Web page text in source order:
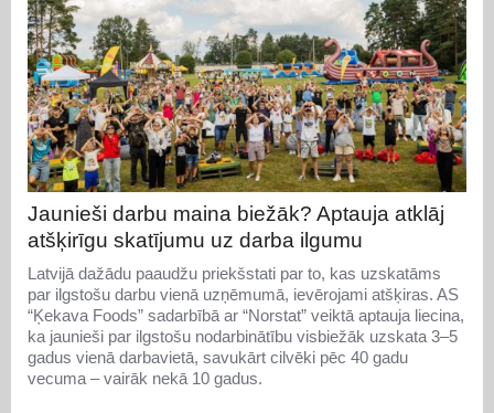
Jaunieši darbu maina biežāk? Aptauja atklāj
atšķirīgu skatījumu uz darba ilgumu
Latvijā dažādu paaudžu priekšstati par to, kas uzskatāms
par ilgstošu darbu vienā uzņēmumā, ievērojami atšķiras. AS
“Ķekava Foods” sadarbībā ar “Norstat” veiktā aptauja liecina,
ka jaunieši par ilgstošu nodarbinātību visbiežāk uzskata 3–5
gadus vienā darbavietā, savukārt cilvēki pēc 40 gadu
vecuma – vairāk nekā 10 gadus.